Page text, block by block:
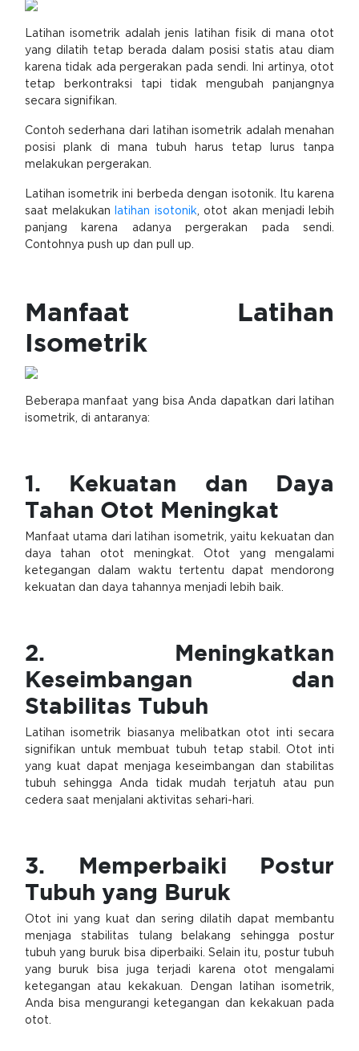
Latihan isometrik adalah jenis latihan fisik di mana otot
yang dilatih tetap berada dalam posisi statis atau diam
karena tidak ada pergerakan pada sendi. Ini artinya, otot
tetap berkontraksi tapi tidak mengubah panjangnya
secara signifikan.
Contoh sederhana dari latihan isometrik adalah menahan
posisi plank di mana tubuh harus tetap lurus tanpa
melakukan pergerakan.
Latihan isometrik ini berbeda dengan isotonik. Itu karena
saat melakukan
latihan isotonik, otot akan menjadi lebih
panjang karena adanya pergerakan pada sendi.
Contohnya push up dan pull up.
Manfaat Latihan
Isometrik
Beberapa manfaat yang bisa Anda dapatkan dari latihan
isometrik, di antaranya:
1. Kekuatan dan Daya
Tahan Otot Meningkat
Manfaat utama dari latihan isometrik, yaitu kekuatan dan
daya tahan otot meningkat. Otot yang mengalami
ketegangan dalam waktu tertentu dapat mendorong
kekuatan dan daya tahannya menjadi lebih baik.
2. Meningkatkan
Keseimbangan dan
Stabilitas Tubuh
Latihan isometrik biasanya melibatkan otot inti secara
signifikan untuk membuat tubuh tetap stabil. Otot inti
yang kuat dapat menjaga keseimbangan dan stabilitas
tubuh sehingga Anda tidak mudah terjatuh atau pun
cedera saat menjalani aktivitas sehari-hari.
3. Memperbaiki Postur
Tubuh yang Buruk
Otot ini yang kuat dan sering dilatih dapat membantu
menjaga stabilitas tulang belakang sehingga postur
tubuh yang buruk bisa diperbaiki. Selain itu, postur tubuh
yang buruk bisa juga terjadi karena otot mengalami
ketegangan atau kekakuan. Dengan latihan isometrik,
Anda bisa mengurangi ketegangan dan kekakuan pada
otot.